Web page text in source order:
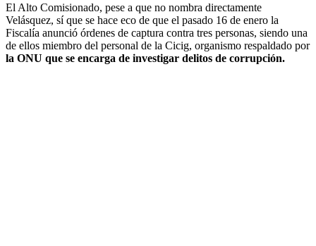
El Alto Comisionado, pese a que no nombra directamente
Velásquez, sí que se hace eco de que el pasado 16 de enero la
Fiscalía anunció órdenes de captura contra tres personas, siendo una
de ellos miembro del personal de la Cicig, organismo respaldado por
la ONU que se encarga de investigar delitos de corrupción.